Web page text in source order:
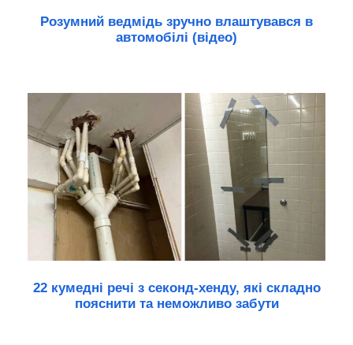
Розумний ведмідь зручно влаштувався в
автомобілі (відео)
22 кумедні речі з секонд-хенду, які складно
пояснити та неможливо забути